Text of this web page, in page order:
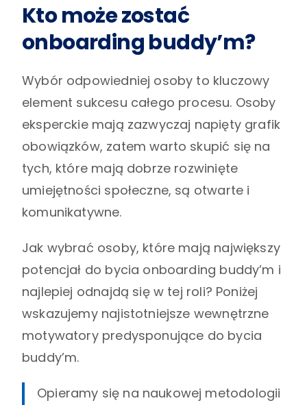
Kto może zostać
onboarding buddy’m?
Wybór odpowiedniej osoby to kluczowy
element sukcesu całego procesu. Osoby
eksperckie mają zazwyczaj napięty grafik
obowiązków, zatem warto skupić się na
tych, które mają dobrze rozwinięte
umiejętności społeczne, są otwarte i
komunikatywne.
Jak wybrać osoby, które mają największy
potencjał do bycia onboarding buddy’m i
najlepiej odnajdą się w tej roli? Poniżej
wskazujemy najistotniejsze wewnętrzne
motywatory predysponujące do bycia
buddy’m.
Opieramy się na naukowej metodologii